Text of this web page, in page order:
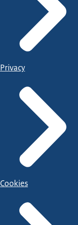
Privacy
Cookies